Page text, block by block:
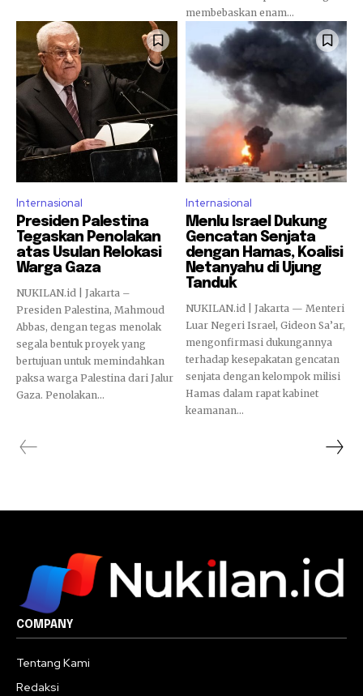
membebaskan enam...
Internasional
Presiden Palestina
Tegaskan Penolakan
atas Usulan Relokasi
Warga Gaza
NUKILAN.id | Jakarta –
Presiden Palestina, Mahmoud
Abbas, dengan tegas menolak
segala bentuk proyek yang
bertujuan untuk memindahkan
paksa warga Palestina dari Jalur
Gaza. Penolakan...
Internasional
Menlu Israel Dukung
Gencatan Senjata
dengan Hamas, Koalisi
Netanyahu di Ujung
Tanduk
NUKILAN.id | Jakarta — Menteri
Luar Negeri Israel, Gideon Sa’ar,
mengonfirmasi dukungannya
terhadap kesepakatan gencatan
senjata dengan kelompok milisi
Hamas dalam rapat kabinet
keamanan...
COMPANY
Tentang Kami
Redaksi